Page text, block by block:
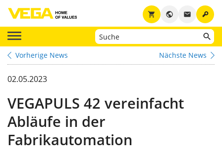
key
email
public
shopping_cart
Vorherige News Nächste News
02.05.2023
VEGAPULS 42 vereinfacht
Abläufe in der
Fabrikautomation